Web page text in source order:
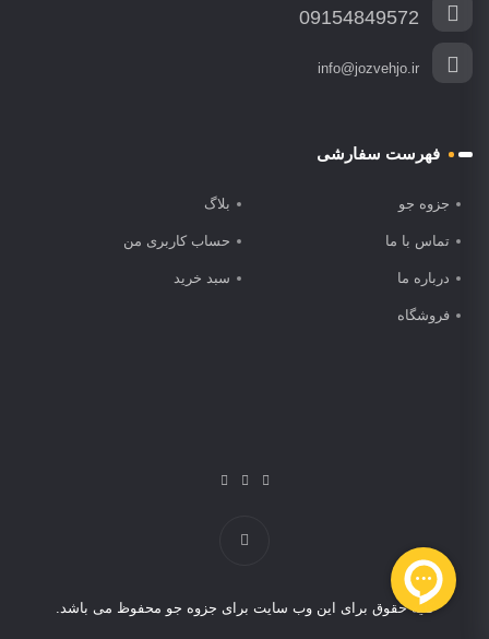
09154849572
info@jozvehjo.ir
فهرست سفارشی
جزوه جو بلاگ
تماس با ما حساب کاربری من
درباره ما سبد خرید
فروشگاه
کلیه حقوق برای این وب سایت برای جزوه جو محفوظ می باشد.